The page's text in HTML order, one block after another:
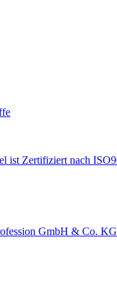
GmbH & Co. KG